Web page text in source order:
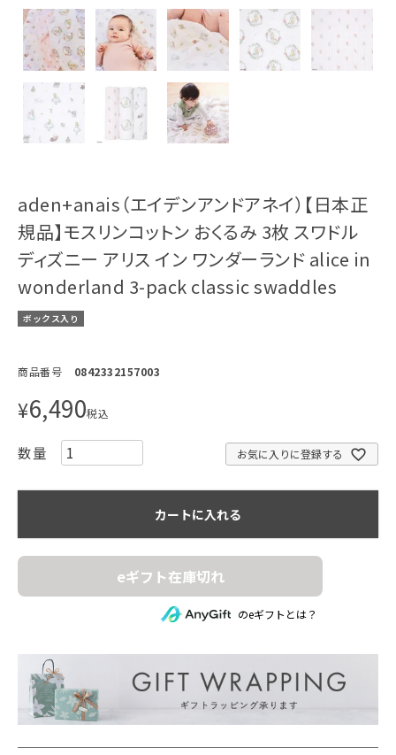
aden+anais（エイデンアンドアネイ）【日本正
規品】モスリンコットン おくるみ 3枚 スワドル
ディズニー アリス イン ワンダーランド alice in
wonderland 3-pack classic swaddles
ボックス入り
商品番号 0842332157003
¥6,490税込
お気に入りに登録する
カートに入れる
eギフト在庫切れ
のeギフトとは？